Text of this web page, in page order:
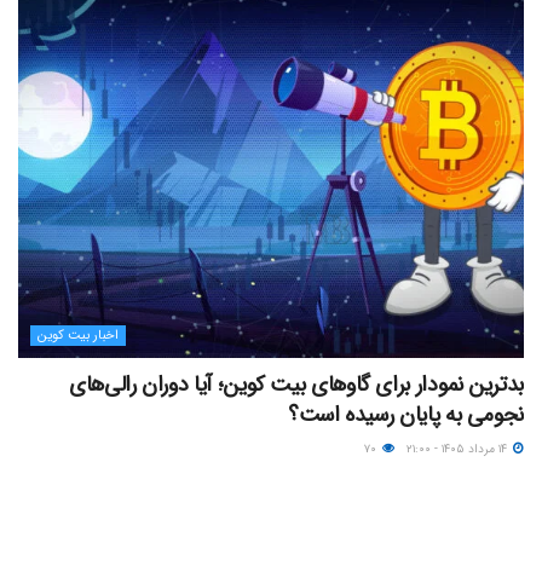
اخبار بیت کوین
بدترین نمودار برای گاوهای بیت کوین؛ آیا دوران رالی‌های
نجومی به پایان رسیده است؟